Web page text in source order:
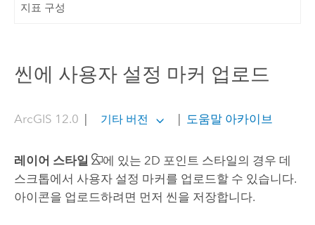
지표 구성
씬에 사용자 설정 마커 업로드
ArcGIS 12.0 | 기타 버전 | 도움말 아카이브
레이어 스타일
에 있는 2D 포인트 스타일의 경우 데
스크톱에서 사용자 설정 마커를 업로드할 수 있습니다.
아이콘을 업로드하려면 먼저 씬을 저장합니다.